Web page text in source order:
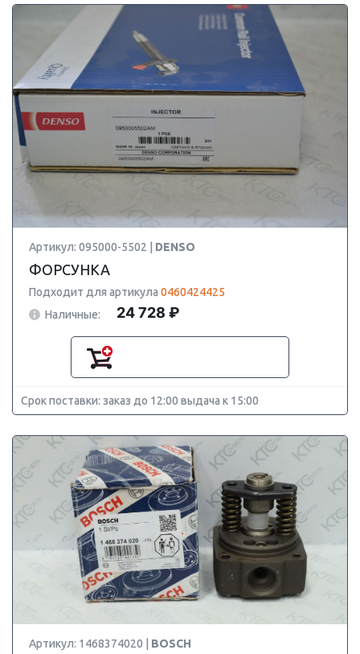
Артикул: 095000-5502 | DENSO
ФОРСУНКА
Подходит для артикула 0460424425
Наличные:
24 728 ₽
Срок поставки: заказ до 12:00 выдача к 15:00
Артикул: 1468374020 | BOSCH